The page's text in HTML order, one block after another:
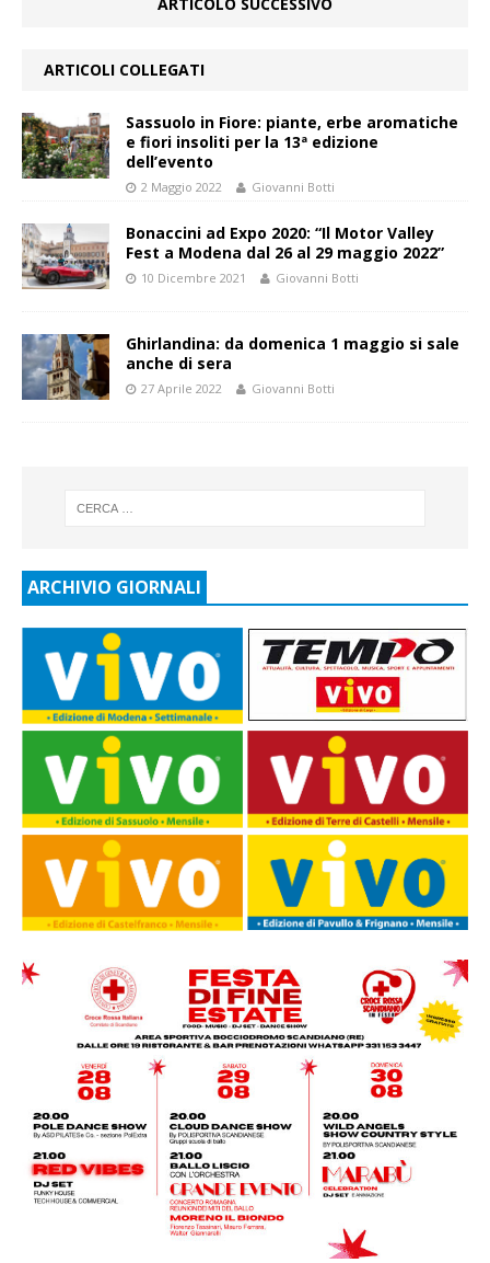
ARTICOLI COLLEGATI
Sassuolo in Fiore: piante, erbe aromatiche
e fiori insoliti per la 13ª edizione
dell’evento
2 Maggio 2022 Giovanni Botti
Bonaccini ad Expo 2020: “Il Motor Valley
Fest a Modena dal 26 al 29 maggio 2022”
10 Dicembre 2021 Giovanni Botti
Ghirlandina: da domenica 1 maggio si sale
anche di sera
27 Aprile 2022 Giovanni Botti
ARCHIVIO GIORNALI